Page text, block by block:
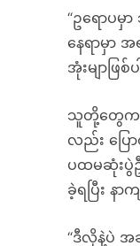
“ဥရောပ
နေရာမှာ
အုံးမျာဖြ
သူတို့တွေက
လည်း ပြေ
ပထမဆုံးပွဲ
ခဲ့ရပြီး န
“ဒီလိုနဲ့ပဲ